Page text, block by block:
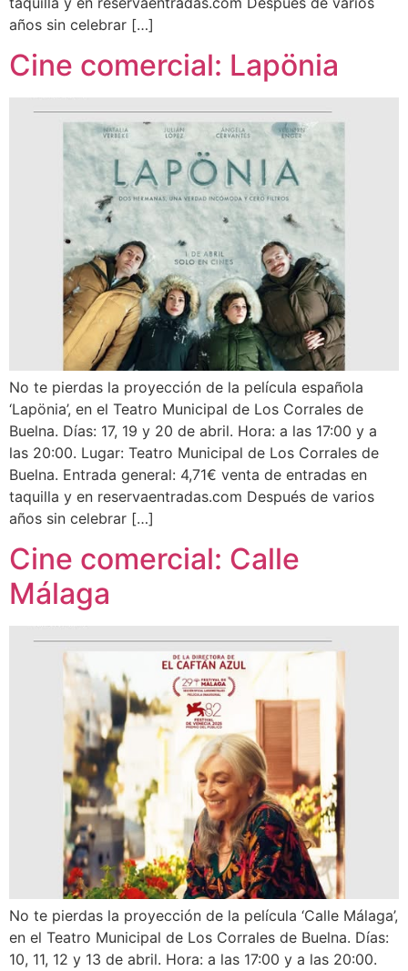
años sin celebrar […]
Cine comercial: Lapönia
No te pierdas la proyección de la película española
‘Lapönia’, en el Teatro Municipal de Los Corrales de
Buelna. Días: 17, 19 y 20 de abril. Hora: a las 17:00 y a
las 20:00. Lugar: Teatro Municipal de Los Corrales de
Buelna. Entrada general: 4,71€ venta de entradas en
taquilla y en reservaentradas.com Después de varios
años sin celebrar […]
Cine comercial: Calle
Málaga
No te pierdas la proyección de la película ‘Calle Málaga’,
en el Teatro Municipal de Los Corrales de Buelna. Días:
10, 11, 12 y 13 de abril. Hora: a las 17:00 y a las 20:00.